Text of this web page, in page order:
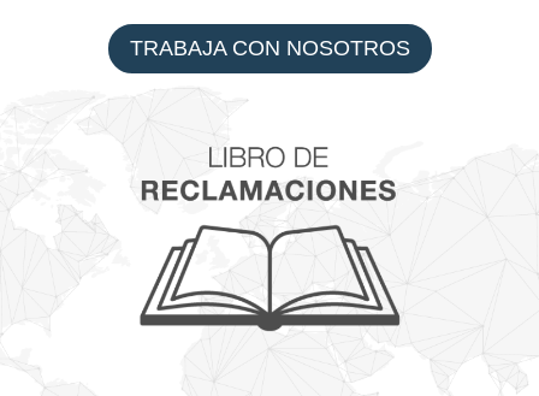
TRABAJA CON NOSOTROS